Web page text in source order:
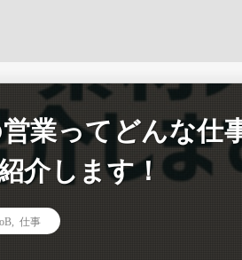
業ってどんな仕
介します！
仕事